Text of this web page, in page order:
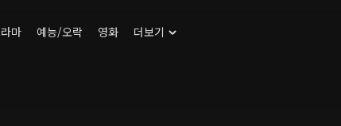
마 예능/오락 영화 더보기